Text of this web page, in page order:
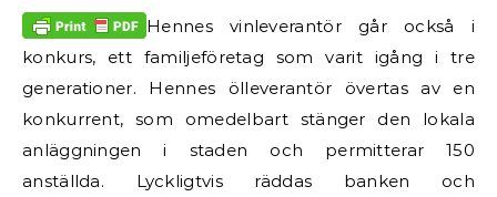
Hennes vinleverantör går också i
konkurs, ett familjeföretag som varit igång i tre
generationer. Hennes ölleverantör övertas av en
konkurrent, som omedelbart stänger den lokala
anläggningen i staden och permitterar 150
anställda. Lyckligtvis räddas banken och